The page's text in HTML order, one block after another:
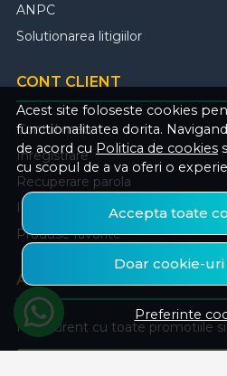
Acest site foloseste cookies
functionalitatea dorita.
de acord cu Politica de cookies
cu scopul de a va oferi o
Accepta toate
Doar cookie-
Preferinte
ANPC
Solutionarea litigiilor
CONT CLIENT
Contul meu
Inregistrare
Recuperare parola
Istoric comenzi
Produse favorite
ABONEAZA-TE LA
Fii la curent cu toate promotiile